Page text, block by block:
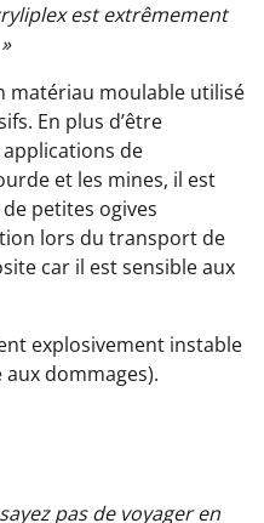
est extrêmement
matériau moulable utilisé
En plus d’être
de
et les mines, il est
petites ogives
lors du transport de
car il est sensible aux
explosivement instable
aux dommages).
pas de voyager en